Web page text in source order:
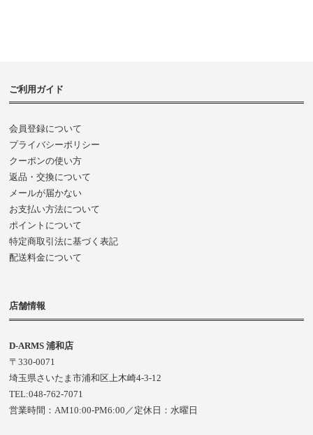
ご利用ガイド
会員登録について
プライバシーポリシー
クーポンの使い方
返品・交換について
メールが届かない
お支払い方法について
ポイントについて
特定商取引法に基づく表記
配送料金について
店舗情報
D-ARMS 浦和店
〒330-0071
埼玉県さいたま市浦和区上木崎4-3-12
TEL:048-762-7071
営業時間：AM10:00-PM6:00／定休日：水曜日